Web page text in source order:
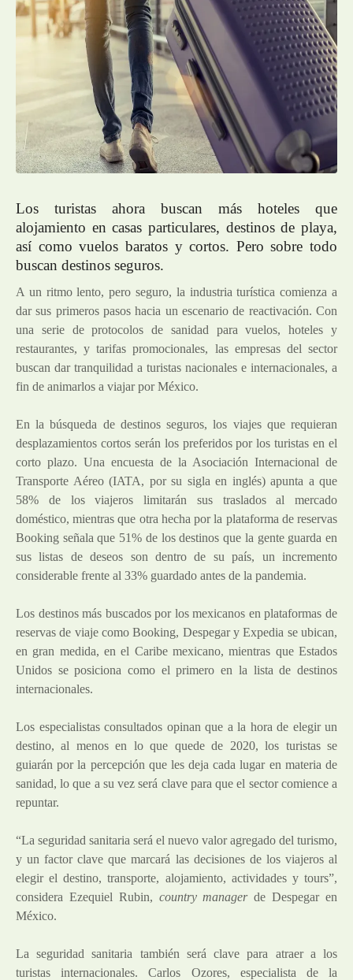
Los turistas ahora buscan más hoteles que
alojamiento en casas particulares, destinos de playa,
así como vuelos baratos y cortos. Pero sobre todo
buscan destinos seguros.
A un ritmo lento, pero seguro, la industria turística comienza a
dar sus primeros pasos hacia un escenario de reactivación. Con
una serie de protocolos de sanidad para vuelos, hoteles y
restaurantes, y tarifas promocionales, las empresas del sector
buscan dar tranquilidad a turistas nacionales e internacionales, a
fin de animarlos a viajar por México.
En la búsqueda de destinos seguros, los viajes que requieran
desplazamientos cortos serán los preferidos por los turistas en el
corto plazo. Una encuesta de la Asociación Internacional de
Transporte Aéreo (IATA, por su sigla en inglés) apunta a que
58% de los viajeros limitarán sus traslados al mercado
doméstico, mientras que otra hecha por la plataforma de reservas
Booking señala que 51% de los destinos que la gente guarda en
sus listas de deseos son dentro de su país, un incremento
considerable frente al 33% guardado antes de la pandemia.
Los destinos más buscados por los mexicanos en plataformas de
reservas de viaje como Booking, Despegar y Expedia se ubican,
en gran medida, en el Caribe mexicano, mientras que Estados
Unidos se posiciona como el primero en la lista de destinos
internacionales.
Los especialistas consultados opinan que a la hora de elegir un
destino, al menos en lo que quede de 2020, los turistas se
guiarán por la percepción que les deja cada lugar en materia de
sanidad, lo que a su vez será clave para que el sector comience a
repuntar.
“La seguridad sanitaria será el nuevo valor agregado del turismo,
y un factor clave que marcará las decisiones de los viajeros al
elegir el destino, transporte, alojamiento, actividades y tours”,
considera Ezequiel Rubin, country managerde Despegar en
México.
La seguridad sanitaria también será clave para atraer a los
turistas internacionales. Carlos Ozores, especialista de la